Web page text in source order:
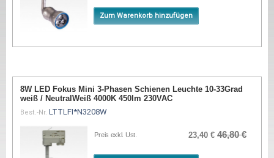
Zum Warenkorb hinzufügen
8W LED Fokus Mini 3-Phasen Schienen Leuchte 10-33Grad
weiß / NeutralWeiß 4000K 450lm 230VAC
Best.-Nr. LTTLFI*N3208W
Preis exkl. Ust. 23,40 € 46,80 €